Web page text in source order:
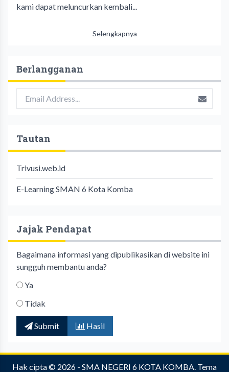
kami dapat meluncurkan kembali...
Selengkapnya
Berlangganan
Tautan
Trivusi.web.id
E-Learning SMAN 6 Kota Komba
Jajak Pendapat
Bagaimana informasi yang dipublikasikan di website ini
sungguh membantu anda?
Ya
Tidak
Submit Hasil
Hak cipta © 2026 - SMA NEGERI 6 KOTA KOMBA. Tema